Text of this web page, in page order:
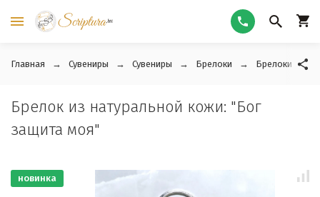
Главная Сувениры Сувениры Брелоки Брелоки из
Брелок из натуральной кожи: "Бог
защита моя"
новинка